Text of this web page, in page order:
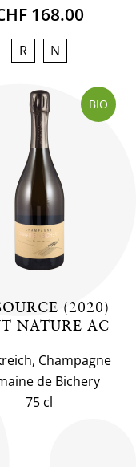
168.00
R N
BIO
(2020)
NATURE AC
Champagne
de Bichery
75 cl